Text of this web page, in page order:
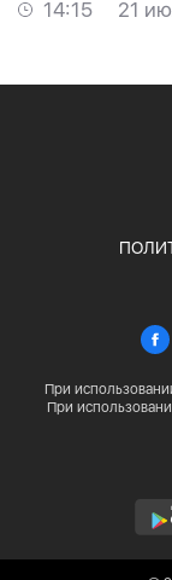
14:15
21
При
При